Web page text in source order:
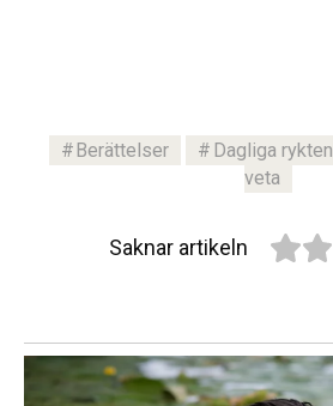
Berättelser Dagliga rykten
veta
Saknar artikeln